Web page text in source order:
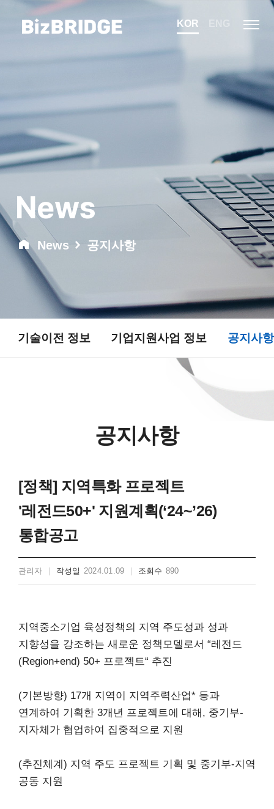
KOR
News
News 공지사항
기술이전 정보​ 기업지원사업 정보​ 공지사항
공지사항
[정책] 지역특화 프로젝트
'레전드50+' 지원계획(‘24~’26)
통합공고
관리자 작성일 2024.01.09 조회수 890
지역중소기업 육성정책의 지역 주도성과 성과
지향성을 강조하는 새로운 정책모델로서 “레전드
(Region+end) 50+ 프로젝트“ 추진
(기본방향) 17개 지역이 지역주력산업* 등과
연계하여 기획한 3개년 프로젝트에 대해, 중기부-
지자체가 협업하여 집중적으로 지원
(추진체계) 지역 주도 프로젝트 기획 및 중기부-지역
공동 지원